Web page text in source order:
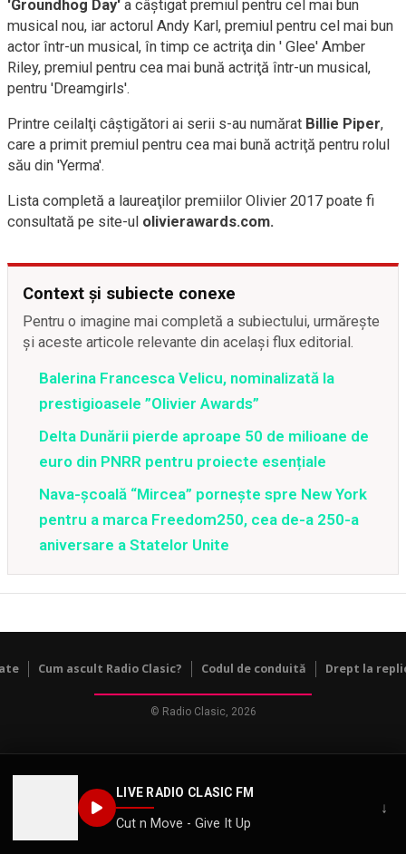
LIVE RADIO CLASIC FM
Cut n Move - Give It Up
↓
'Groundhog Day' a câştigat premiul pentru cel mai bun
musical nou, iar actorul Andy Karl, premiul pentru cel mai bun
actor într-un musical, în timp ce actriţa din ' Glee' Amber
Riley, premiul pentru cea mai bună actriţă într-un musical,
pentru 'Dreamgirls'.
Printre ceilalţi câştigători ai serii s-au numărat Billie Piper,
care a primit premiul pentru cea mai bună actriţă pentru rolul
său din 'Yerma'.
Lista completă a laureaţilor premiilor Olivier 2017 poate fi
consultată pe site-ul olivierawards.com.
Context și subiecte conexe
Pentru o imagine mai completă a subiectului, urmărește
și aceste articole relevante din același flux editorial.
Balerina Francesca Velicu, nominalizată la
prestigioasele ”Olivier Awards”
Delta Dunării pierde aproape 50 de milioane de
euro din PNRR pentru proiecte esențiale
Nava-școală “Mircea” pornește spre New York
pentru a marca Freedom250, cea de-a 250-a
aniversare a Statelor Unite
Cum ascult Radio Clasic? Codul de conduită Drept la
© Radio Clasic, 2026